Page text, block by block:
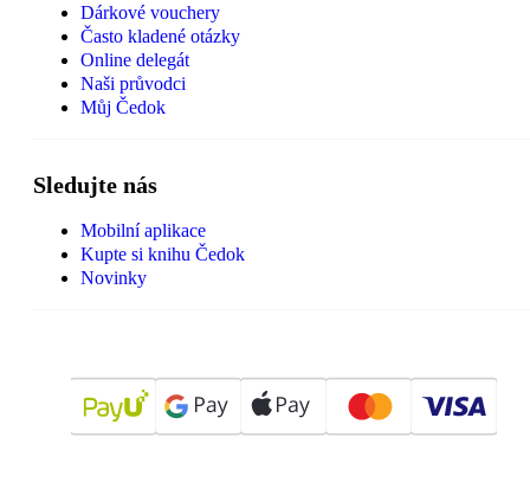
Dárkové vouchery
Často kladené otázky
Online delegát
Naši průvodci
Můj Čedok
Sledujte nás
Mobilní aplikace
Kupte si knihu Čedok
Novinky